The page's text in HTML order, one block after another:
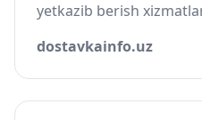
yetkazib berish
dostavkainfo.uz